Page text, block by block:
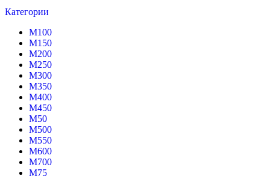
Категории
М100
М150
М200
М250
М300
М350
М400
М450
М50
М500
М550
М600
М700
М75